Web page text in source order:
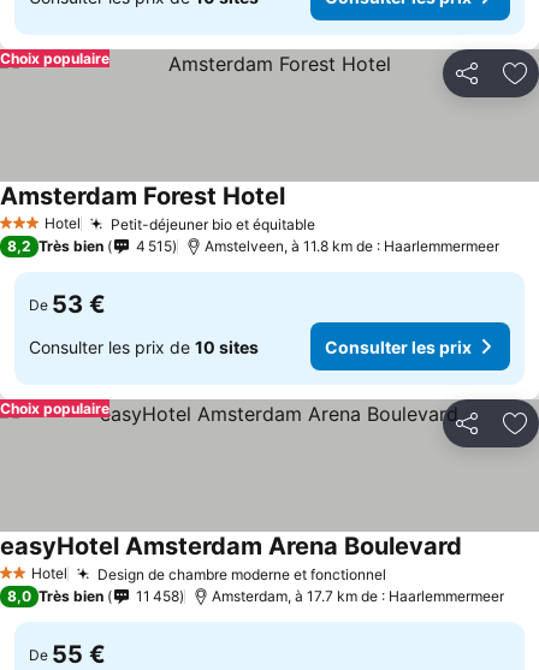
Partager
Choix populaire
3 ÉtoilesHotel Petit-déjeuner bio et équitable
Amsterdam Forest Hotel
8,2 Très bien 4 515 Amstelveen, à 11.8 km de : Haarlemmermeer
De 53 €
Consulter les prix de 10 sites Consulter les prix
Partager
Choix populaire
2 Étoiles
Hotel Design de chambre moderne et fonctionnel
easyHotel Amsterdam Arena Boulevard
8,0 Très bien 11 458 Amsterdam, à 17.7 km de : Haarlemmermeer
De 55 €